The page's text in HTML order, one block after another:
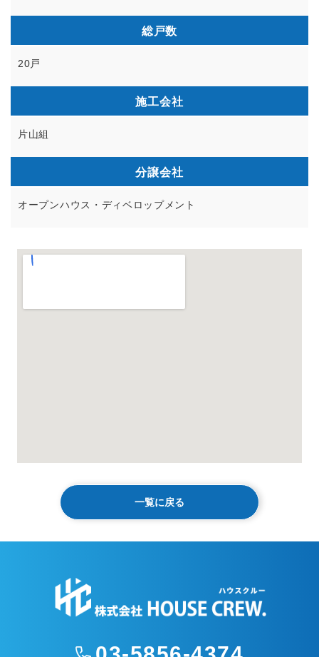
総戸数
20戸
施工会社
片山組
分譲会社
オープンハウス・ディベロップメント
一覧に戻る